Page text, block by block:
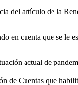
del artículo de la
en cuenta que se le
actual de
de Cuentas que